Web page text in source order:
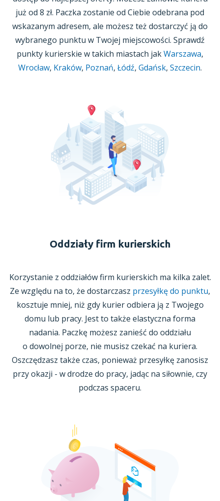
już od 8 zł. Paczka zostanie od Ciebie odebrana pod
wskazanym adresem, ale możesz też dostarczyć ją do
wybranego punktu w Twojej miejscowości. Sprawdź
punkty kurierskie w takich miastach jakWarszawa,
Wrocław, Kraków, Poznań, Łódź, Gdańsk, Szczecin.
Oddziały firm kurierskich
Korzystanie z oddziałówfirm kurierskich ma kilka zalet.
Ze względu na to, że dostarczasz przesyłkę do punktu,
kosztuje mniej, niż gdy kurier odbiera ją z Twojego
domu lub pracy. Jest to także elastyczna forma
nadania. Paczkę możesz zanieść do oddziału
o dowolnej porze, nie musisz czekać na kuriera.
Oszczędzasz także czas, ponieważ przesyłkę zanosisz
przy okazji - w drodze do pracy, jadąc na siłownie, czy
podczas spaceru.